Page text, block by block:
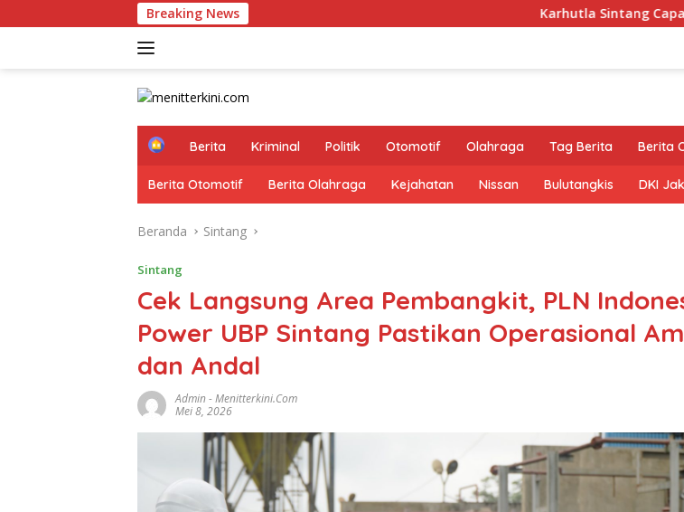
ke
Breaking News Karhutla Sintang Capai 25 Hektare,
H
m
e
Berita Kriminal Politik Otomotif Olahraga Tag Berita Berita
Berita Otomotif Berita Olahraga Kejahatan Nissan Bulutangkis DKI
Beranda Sintang
Sintang
Cek Langsung Area Pembangkit, PLN
Power UBP Sintang Pastikan Operasional
dan Andal
Admin-Menitterkini.com
Mei 8, 2026